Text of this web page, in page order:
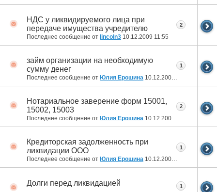
НДС у ликвидируемого лица при
передаче имущества учредителю
Последнее сообщение от lincoln3 10.12.2009 11:55
2
займ организации на необходимую
сумму денег
Последнее сообщение от Юлия Ерошина 10.12.2009 11:17
1
Нотариальное заверение форм 15001,
15002, 15003
Последнее сообщение от Юлия Ерошина 10.12.2009 10:48
2
Кредиторская задолженность при
ликвидации ООО
Последнее сообщение от Юлия Ерошина 10.12.2009 10:25
1
Долги перед ликвидацией 1